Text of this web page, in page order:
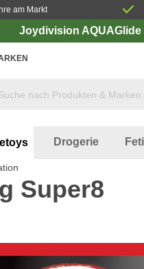
am Markt
Joydivision AQUAGlide
Drogerie
Super8